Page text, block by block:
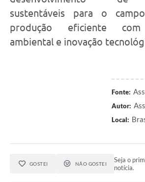
sustentáveis para o
produção eficiente com
ambiental e inovação
Fonte:
Autor:
Local:
GOSTEI NÃO GOSTEI
Seja o
notícia.